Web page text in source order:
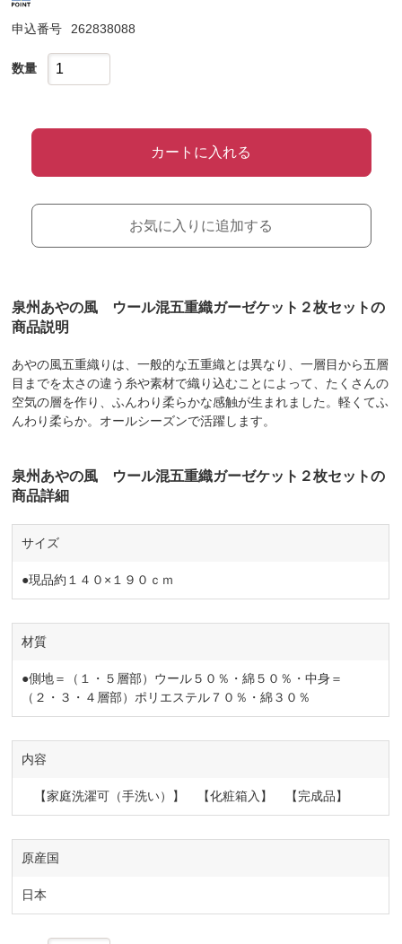
申込番号 262838088
数量
カートに入れる
お気に入りに追加する
泉州あやの風 ウール混五重織ガーゼケット２枚セットの
商品説明
あやの風五重織りは、一般的な五重織とは異なり、一層目から五層
目までを太さの違う糸や素材で織り込むことによって、たくさんの
空気の層を作り、ふんわり柔らかな感触が生まれました。軽くてふ
んわり柔らか。オールシーズンで活躍します。
泉州あやの風 ウール混五重織ガーゼケット２枚セットの
商品詳細
サイズ
●現品約１４０×１９０ｃｍ
材質
●側地＝（１・５層部）ウール５０％・綿５０％・中身＝
（２・３・４層部）ポリエステル７０％・綿３０％
内容
【家庭洗濯可（手洗い）】 【化粧箱入】 【完成品】
原産国
日本